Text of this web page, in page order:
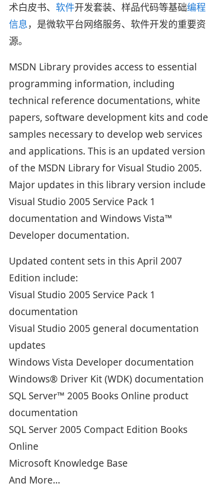
术白皮书、 软件开发套装、样品代码等基础编程
信息，是微软平台网络服务、软件开发的重要资
源。
MSDN Library provides access to essential
programming information, including
technical reference documentations, white
papers, software development kits and code
samples necessary to develop web services
and applications. This is an updated version
of the MSDN Library for Visual Studio 2005.
Major updates in this library version include
Visual Studio 2005 Service Pack 1
documentation and Windows Vista™
Developer documentation.
Updated content sets in this April 2007
Edition include:
Visual Studio 2005 Service Pack 1
documentation
Visual Studio 2005 general documentation
updates
Windows Vista Developer documentation
Windows® Driver Kit (WDK) documentation
SQL Server™ 2005 Books Online product
documentation
SQL Server 2005 Compact Edition Books
Online
Microsoft Knowledge Base
And More...